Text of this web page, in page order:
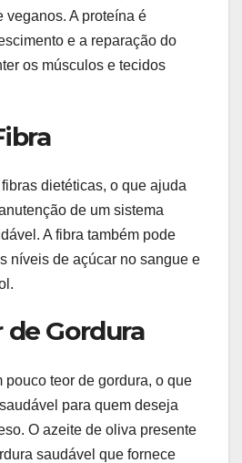
veganos. A proteína é
e a reparação do
os músculos e tecidos
dietéticas, o que ajuda
de um sistema
A fibra também pode
níveis de açúcar no sangue e
de Gordura
pouco teor de gordura, o que
para quem deseja
O azeite de oliva presente
saudável que fornece